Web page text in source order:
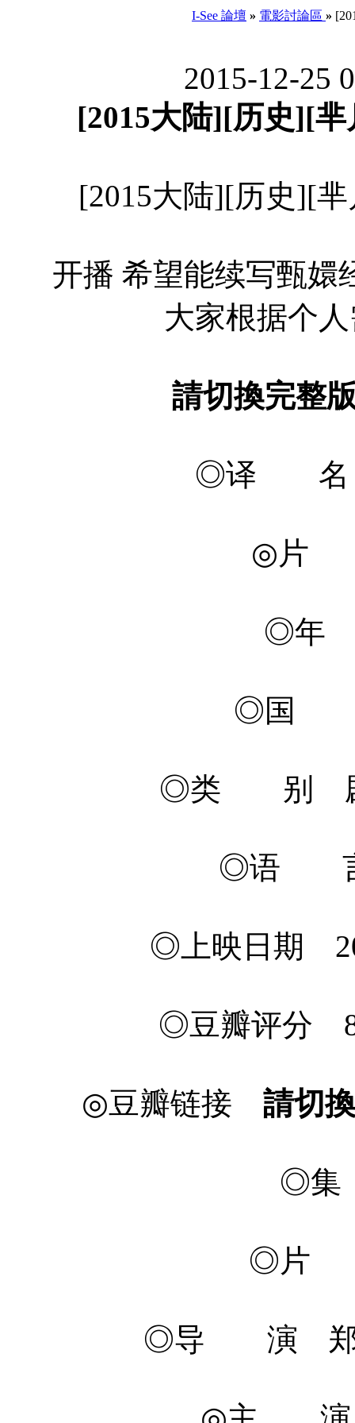
I-See 論壇 » 電影討論區 »
2015-12-25
[2015大陆][历史][
[2015大陆][历史][
开播 希望能续写甄嬛
大家根据个
請切換完整
◎译 名
◎片
◎年
◎国
◎类 别 剧
◎语 言
◎上映日期
◎豆瓣评分
◎豆瓣链接 請切
◎
◎片
◎导 演 郑晓